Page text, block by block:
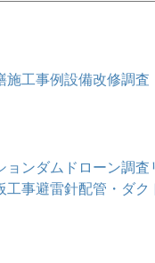
施工事例設備改修調査
ョンダム ドローン調査
工事避雷針配管・ダク